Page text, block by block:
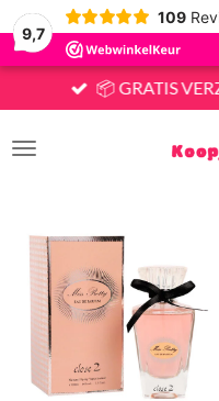
9,7
109
📦 GRATIS